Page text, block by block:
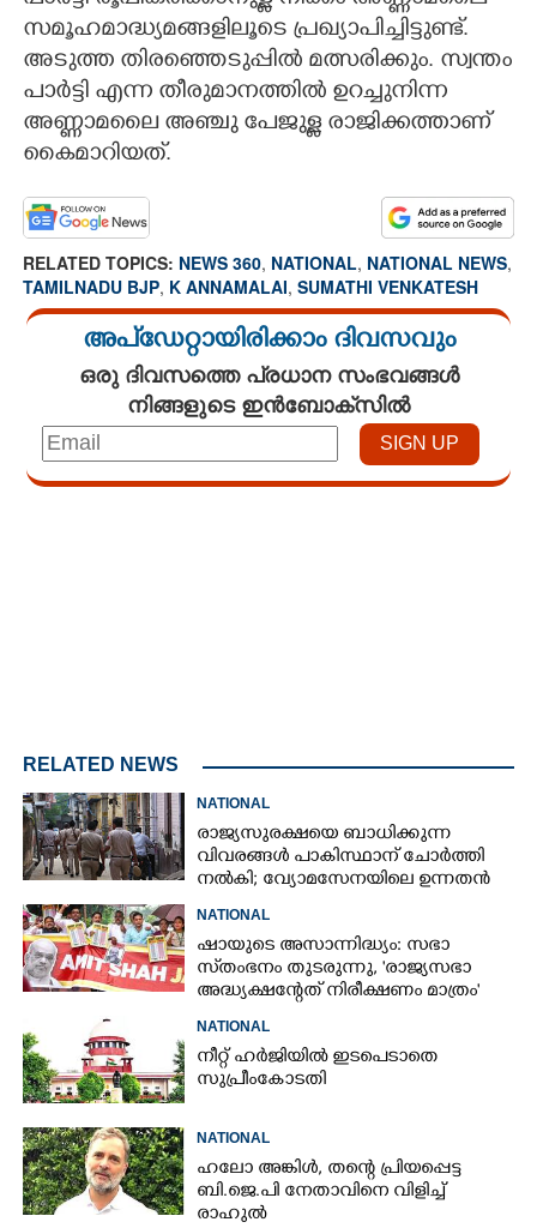
സമൂഹമാദ്ധ്യമങ്ങളിലൂടെ പ്രഖ്യാപിച്ചിട്ടുണ്ട്.
അടുത്ത തിരഞ്ഞെടുപ്പിൽ മത്സരിക്കും. സ്വന്തം
പാർട്ടി എന്ന തീരുമാനത്തിൽ ഉറച്ചുനിന്ന
അണ്ണാമലൈ അഞ്ചു പേജുള്ള രാജിക്കത്താണ്
കൈമാറിയത്.
RELATED TOPICS: NEWS 360, NATIONAL, NATIONAL NEWS,
TAMILNADU BJP, K ANNAMALAI, SUMATHI VENKATESH
അപ്ഡേറ്റായിരിക്കാം ദിവസവും
ഒരു ദിവസത്തെ പ്രധാന സംഭവങ്ങൾ
നിങ്ങളുടെ ഇൻബോക്സിൽ
RELATED NEWS
NATIONAL
രാജ്യസുരക്ഷയെ ബാധിക്കുന്ന
വിവരങ്ങൾ പാകിസ്ഥാന് ചോ‌ർത്തി
നൽകി; വ്യോമസേനയിലെ ഉന്നതൻ
NATIONAL
ഷായുടെ അസാന്നിദ്ധ്യം: സഭാ
സ്‌തംഭനം തുടരുന്നു, 'രാജ്യസഭാ
അദ്ധ്യക്ഷന്റേത് നിരീക്ഷണം മാത്രം'
NATIONAL
നീറ്റ് ഹർജിയിൽ ഇടപെടാതെ
സുപ്രീംകോടതി
NATIONAL
ഹലോ അങ്കിൾ,​ തന്റെ പ്രിയപ്പെട്ട
ബി.ജെ.പി നേതാവിനെ വിളിച്ച്
രാഹുൽ